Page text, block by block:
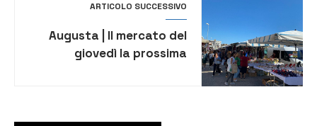
ARTICOLO SUCCESSIVO
Augusta | Il mercato del
giovedì la prossima